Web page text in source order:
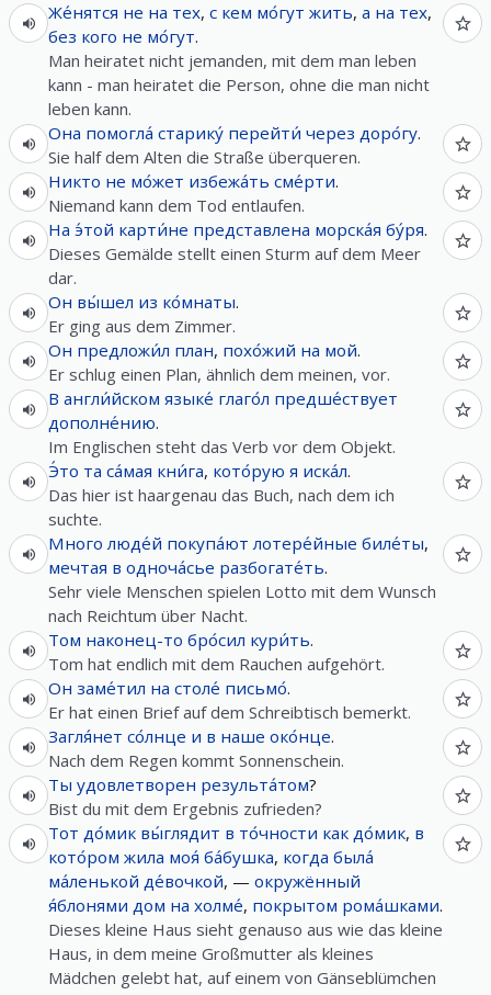
Же́нятся не на тех, с кем мо́гут жить, а на тех,
без кого не мо́гут.
Man heiratet nicht jemanden, mit dem man leben
kann - man heiratet die Person, ohne die man nicht
leben kann.
Она помогла́ старику́ перейти́ через доро́гу.
Sie half dem Alten die Straße überqueren.
Никто не мо́жет избежа́ть сме́рти.
Niemand kann dem Tod entlaufen.
На э́той карти́не представлена морска́я бу́ря.
Dieses Gemälde stellt einen Sturm auf dem Meer
dar.
Он вы́шел из ко́мнаты.
Er ging aus dem Zimmer.
Он предложи́л план, похо́жий на мой.
Er schlug einen Plan, ähnlich dem meinen, vor.
В англи́йском языке́ глаго́л предше́ствует
дополне́нию.
Im Englischen steht das Verb vor dem Objekt.
Э́то та са́мая кни́га, кото́рую я иска́л.
Das hier ist haargenau das Buch, nach dem ich
suchte.
Много люде́й покупа́ют лотере́йные биле́ты,
мечтая в одноча́сье разбогате́ть.
Sehr viele Menschen spielen Lotto mit dem Wunsch
nach Reichtum über Nacht.
Том наконец-то бро́сил кури́ть.
Tom hat endlich mit dem Rauchen aufgehört.
Он заме́тил на столе́ письмо́.
Er hat einen Brief auf dem Schreibtisch bemerkt.
Загля́нет со́лнце и в наше око́нце.
Nach dem Regen kommt Sonnenschein.
Ты удовлетворен результа́том?
Bist du mit dem Ergebnis zufrieden?
Тот до́мик вы́глядит в то́чности как до́мик, в
кото́ром жила моя́ ба́бушка, когда была́
ма́ленькой де́вочкой, — окружённый
я́блонями дом на холме́, покрытом рома́шками.
Dieses kleine Haus sieht genauso aus wie das kleine
Haus, in dem meine Großmutter als kleines
Mädchen gelebt hat, auf einem von Gänseblümchen